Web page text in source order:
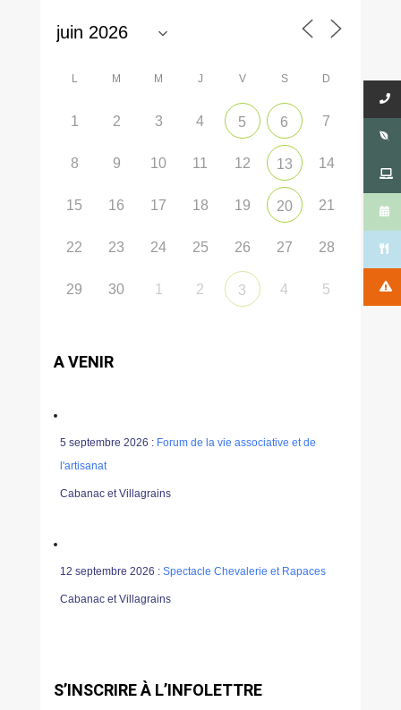
L M M J V S D
1 2 3 4 5 6 7
8 9 10 11 12 13 14
15 16 17 18 19 20 21
22 23 24 25 26 27 28
29 30 1 2 3 4 5
A VENIR
5 septembre 2026 : Forum de la vie associative et de
l'artisanat
Cabanac et Villagrains
12 septembre 2026 : Spectacle Chevalerie et Rapaces
Cabanac et Villagrains
S’INSCRIRE À L’INFOLETTRE